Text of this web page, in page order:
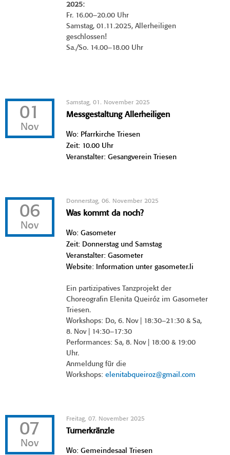
2025:
Fr. 16.00–20.00 Uhr
Samstag, 01.11.2025, Allerheiligen
geschlossen!
Sa./So. 14.00–18.00 Uhr
01
Nov
Samstag, 01. November 2025
Messgestaltung Allerheiligen
Wo: Pfarrkirche Triesen
Zeit: 10.00 Uhr
Veranstalter: Gesangverein Triesen
06
Nov
Donnerstag, 06. November 2025
Was kommt da noch?
Wo: Gasometer
Zeit: Donnerstag und Samstag
Veranstalter: Gasometer
Website: Information unter gasometer.li
Ein partizipatives Tanzprojekt der
Choreografin Elenita Queiróz im Gasometer
Triesen.
Workshops: Do, 6. Nov | 18:30–21:30 & Sa,
8. Nov | 14:30–17:30
Performances: Sa, 8. Nov | 18:00 & 19:00
Uhr.
Anmeldung für die
Workshops:elenitabqueiroz@gmail.com
07
Nov
Freitag, 07. November 2025
Turnerkränzle
Wo: Gemeindesaal Triesen